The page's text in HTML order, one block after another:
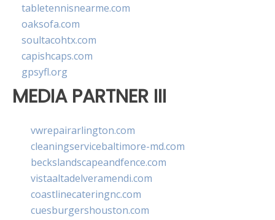
tabletennisnearme.com
oaksofa.com
soultacohtx.com
capishcaps.com
gpsyfl.org
MEDIA PARTNER III
vwrepairarlington.com
cleaningservicebaltimore-md.com
beckslandscapeandfence.com
vistaaltadelveramendi.com
coastlinecateringnc.com
cuesburgershouston.com